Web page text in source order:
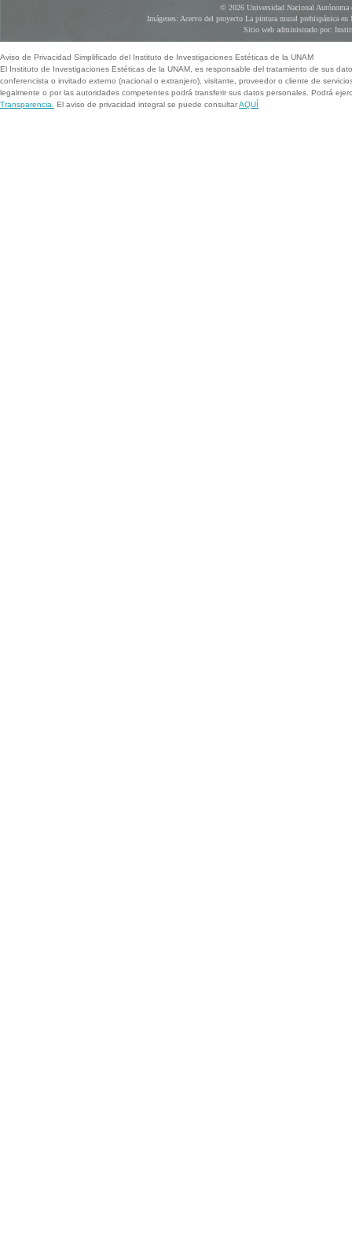
© 2026 Universidad Nacional Autónoma
Imágenes: Acervo del proyecto La pintura mural prehispánica
Sitio web administrado por:
Aviso de Privacidad Simplificado del Instituto de Investigaciones Estéticas de la UNAM
El Instituto de Investigaciones Estéticas de la UNAM, es responsable del tratamiento de sus
conferencista o invitado externo (nacional o extranjero), visitante, proveedor o cliente de
legalmente o por las autoridades competentes podrá transferir sus datos personales. Podrá
Transparencia.
El aviso de privacidad integral se puede consultarAQUÍ